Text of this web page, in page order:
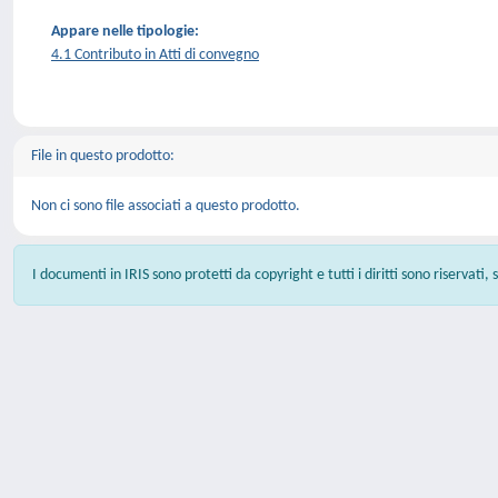
Appare nelle tipologie:
4.1 Contributo in Atti di convegno
File in questo prodotto:
Non ci sono file associati a questo prodotto.
I documenti in IRIS sono protetti da copyright e tutti i diritti sono riservati,